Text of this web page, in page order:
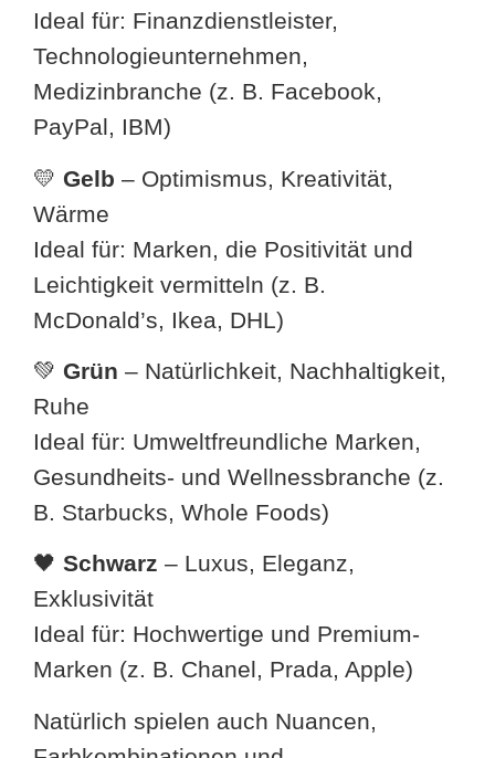
Ideal für: Finanzdienstleister,
Technologieunternehmen,
Medizinbranche (z. B. Facebook,
PayPal, IBM)
💛 Gelb – Optimismus, Kreativität,
Wärme
Ideal für: Marken, die Positivität und
Leichtigkeit vermitteln (z. B.
McDonald’s, Ikea, DHL)
💚 Grün – Natürlichkeit, Nachhaltigkeit,
Ruhe
Ideal für: Umweltfreundliche Marken,
Gesundheits- und Wellnessbranche (z.
B. Starbucks, Whole Foods)
🖤 Schwarz – Luxus, Eleganz,
Exklusivität
Ideal für: Hochwertige und Premium-
Marken (z. B. Chanel, Prada, Apple)
Natürlich spielen auch Nuancen,